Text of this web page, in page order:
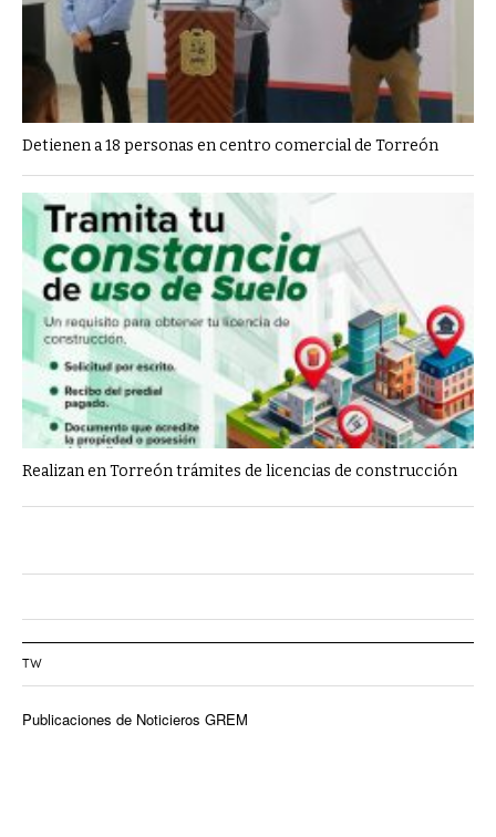
Detienen a 18 personas en centro comercial de Torreón
Realizan en Torreón trámites de licencias de construcción
TW
Publicaciones de Noticieros GREM